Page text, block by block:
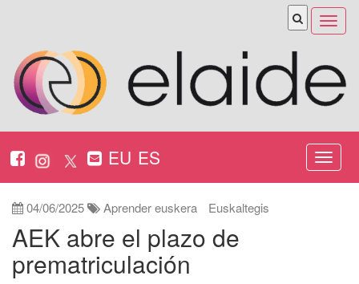
Abrir
menú
EU ES
ireki
04/06/2025 Aprender euskera Euskaltegis
AEK abre el plazo de
prematriculación